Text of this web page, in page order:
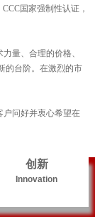
国家强制性认证，
量、合理的价格、
的台阶。在激烈的市
问好并衷心希望在
创新
Innovation